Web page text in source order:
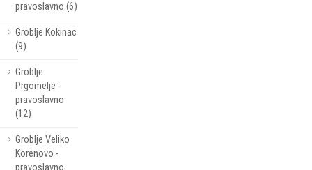
pravoslavno (6)
Groblje Kokinac
(9)
Groblje
Prgomelje -
pravoslavno
(12)
Groblje Veliko
Korenovo -
pravoslavno